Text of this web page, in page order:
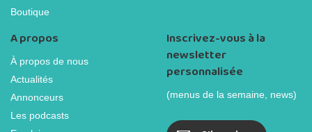
Boutique
A propos
À propos de nous
Actualités
Annonceurs
Les podcasts
Inscrivez-vous à la
newsletter
personnalisée
(menus de la semaine, news)